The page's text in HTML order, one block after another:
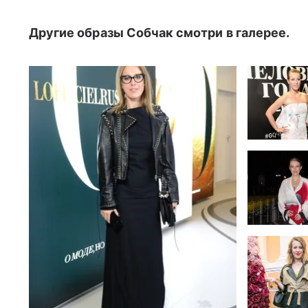
Другие образы Собчак смотри в галерее.